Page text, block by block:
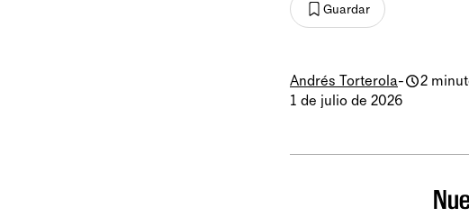
Guardar
Andrés Torterola-
2
1 de julio de 2026